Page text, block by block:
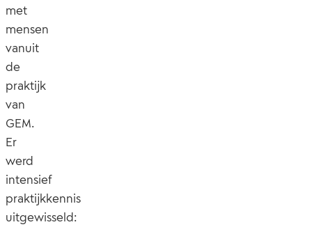
met
mensen
vanuit
de
praktijk
van
GEM.
Er
werd
intensief
praktijkkennis
uitgewisseld: